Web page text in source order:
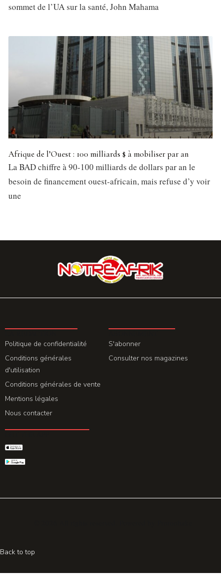
sommet de l’UA sur la santé, John Mahama
Afrique de l’Ouest : 100 milliards $ à mobiliser par an
La BAD chiffre à 90-100 milliards de dollars par an le
besoin de financement ouest-africain, mais refuse d’y voir
une
Politique de confidentialité
Conditions générales
d'utilisation
Conditions générales de vente
Mentions légales
Nous contacter
S'abonner
Consulter nos magazines
Back to top